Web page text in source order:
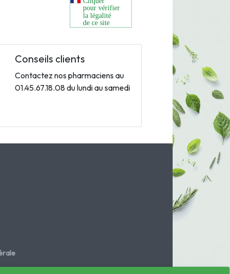
Conseils clients
Contactez nos pharmaciens au
01.45.67.18.08 du lundi au samedi